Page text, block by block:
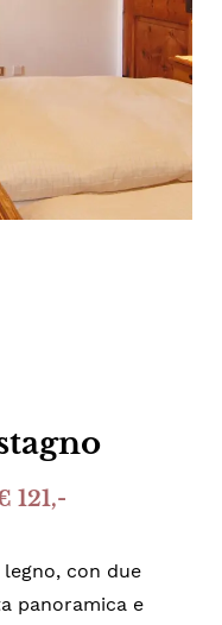
121,-
con due
panoramica e